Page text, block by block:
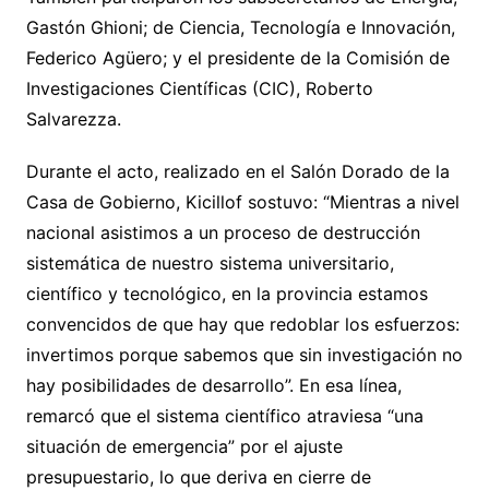
Gastón Ghioni; de Ciencia, Tecnología e Innovación,
Federico Agüero; y el presidente de la Comisión de
Investigaciones Científicas (CIC), Roberto
Salvarezza.
Durante el acto, realizado en el Salón Dorado de la
Casa de Gobierno, Kicillof sostuvo: “Mientras a nivel
nacional asistimos a un proceso de destrucción
sistemática de nuestro sistema universitario,
científico y tecnológico, en la provincia estamos
convencidos de que hay que redoblar los esfuerzos:
invertimos porque sabemos que sin investigación no
hay posibilidades de desarrollo”. En esa línea,
remarcó que el sistema científico atraviesa “una
situación de emergencia” por el ajuste
presupuestario, lo que deriva en cierre de